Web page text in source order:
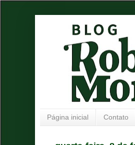
Página inicial Contato